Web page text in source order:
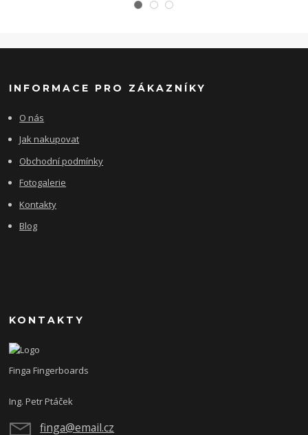
INFORMACE PRO ZÁKAZNÍKY
O nás
Jak nakupovat
Obchodní podmínky
Fotogalerie
Kontakty
Blog
KONTAKTY
Finga Fingerboards
Ing. Petr Ptáček
finga@email.cz